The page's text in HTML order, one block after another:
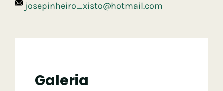
josepinheiro_xisto@hotmail.com
Galeria